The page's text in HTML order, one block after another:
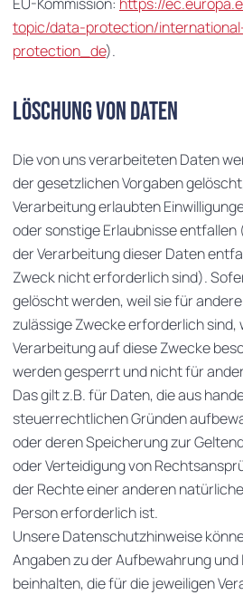
EU-Kommission: https://
topic/data-protection/
protection_de).
Löschung von Daten
Die von uns verarbeiteten Daten
der gesetzlichen Vorgaben
Verarbeitung erlaubten
oder sonstige Erlaubnisse entfallen
der Verarbeitung dieser Daten
Zweck nicht erforderlich sind).
gelöscht werden, weil sie für
zulässige Zwecke erforderlich sind,
Verarbeitung auf diese Zwecke
werden gesperrt und nicht für
Das gilt z.B. für Daten, die aus
steuerrechtlichen Gründen
oder deren Speicherung zur
oder Verteidigung von
der Rechte einer anderen
Person erforderlich ist.
Unsere Datenschutzhinweise
Angaben zu der Aufbewahrung
beinhalten, die für die jeweiligen